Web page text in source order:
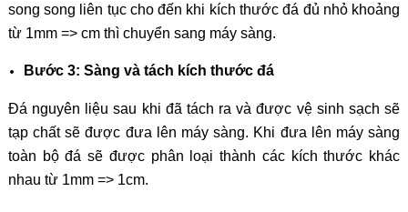
song song liên tục cho đến khi kích thước đá đủ nhỏ khoảng
từ 1mm => cm thì chuyển sang máy sàng.
Bước 3: Sàng và tách kích thước đá
Đá nguyên liệu sau khi đã tách ra và được vệ sinh sạch sẽ
tạp chất sẽ được đưa lên máy sàng. Khi đưa lên máy sàng
toàn bộ đá sẽ được phân loại thành các kích thước khác
nhau từ 1mm => 1cm.